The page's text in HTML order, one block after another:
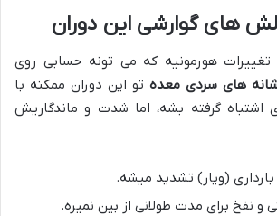
های گوارشی این دوران
تغییرات هورمونیه که می تونه حسابی روی
های سردی معده تو این دوران ممکنه با
اشتباه گرفته بشه، اما شدت و ماندگاریش
بارداری (ویار) تشدید میشه.
نفخ برای مدت طولانی از بین نمیره.